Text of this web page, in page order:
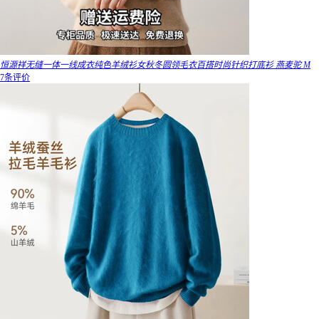
恒源祥无缝一体一线成衣纯色羊绒衫女秋冬圆领毛衣百搭时尚针织打底衫 燕麦驼 M
7条评价